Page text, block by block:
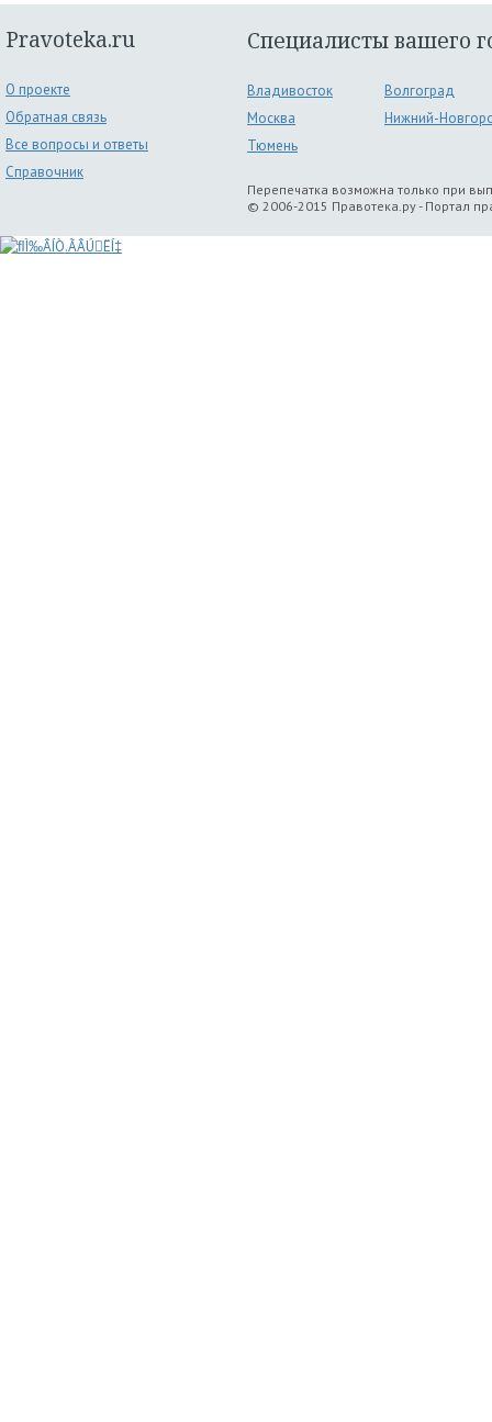
Pravoteka.ru
О проекте
Обратная связь
Все вопросы и ответы
Справочник
Специалисты вашего
Владивосток
Волгоград
Москва
Нижний-
Тюмень
Перепечатка возможна только при
© 2006-2015 Правотека.ру - Портал